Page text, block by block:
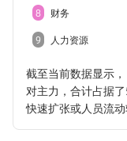
8 财务
9 人力资源
截至当前数据显示
对主力，合计占据
快速扩张或人员流动